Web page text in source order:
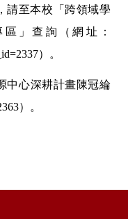
請至本校「跨領域學
」查詢（網址：
）。
中心深耕計畫陳冠綸
）。